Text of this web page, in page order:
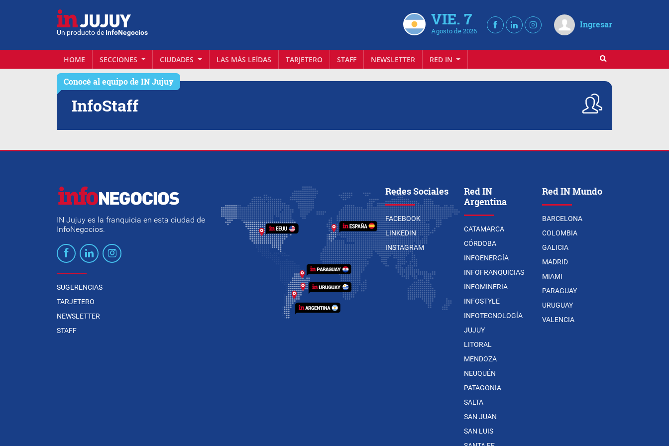
Un producto de InfoNegocios
VIE. 7
Agosto de 2026
Ingresar
HOME SECCIONES CIUDADES LAS MÁS LEÍDAS TARJETERO STAFF NEWSLETTER RED IN
Conocé al equipo de IN Jujuy
InfoStaff
IN Jujuy es la franquicia en esta ciudad de
InfoNegocios.
SUGERENCIAS
TARJETERO
NEWSLETTER
STAFF
Redes Sociales
FACEBOOK
LINKEDIN
INSTAGRAM
Red IN
Argentina
CATAMARCA
CÓRDOBA
INFOENERGÍA
INFOFRANQUICIAS
INFOMINERIA
INFOSTYLE
INFOTECNOLOGÍA
JUJUY
LITORAL
MENDOZA
NEUQUÉN
PATAGONIA
SALTA
SAN JUAN
SAN LUIS
Red IN Mundo
BARCELONA
COLOMBIA
GALICIA
MADRID
MIAMI
PARAGUAY
URUGUAY
VALENCIA